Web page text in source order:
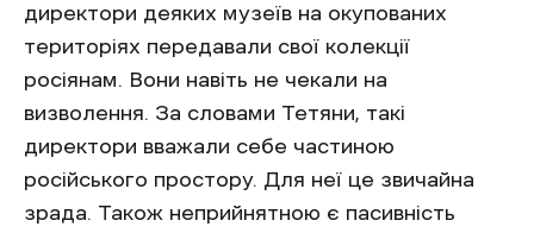
директори деяких музеїв на окупованих
територіях передавали свої колекції
росіянам. Вони навіть не чекали на
визволення. За словами Тетяни, такі
директори вважали себе частиною
російського простору. Для неї це звичайна
зрада. Також неприйнятною є пасивність